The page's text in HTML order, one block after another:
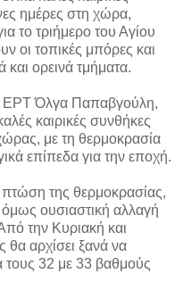
ημέρες στη χώρα,
το τριήμερο του Αγίου
οι τοπικές μπόρες και
και ορεινά τμήματα.
ΕΡΤ Όλγα Παπαβγούλη,
καιρικές συνθήκες
με τη θερμοκρασία
επίπεδα για την εποχή.
πτώση της θερμοκρασίας,
ουσιαστική αλλαγή
την Κυριακή και
θα αρχίσει ξανά να
τους 32 με 33 βαθμούς